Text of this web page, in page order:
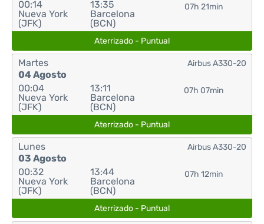
00:14
Nueva York
(JFK)
13:35
Barcelona
(BCN)
07h 21min
Aterrizado - Puntual
Martes
04 Agosto
00:04
Nueva York
(JFK)
13:11
Barcelona
(BCN)
07h 07min
Airbus A330-20
Aterrizado - Puntual
Lunes
03 Agosto
00:32
Nueva York
(JFK)
13:44
Barcelona
(BCN)
07h 12min
Airbus A330-20
Aterrizado - Puntual